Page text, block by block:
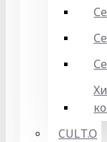
CULT.O